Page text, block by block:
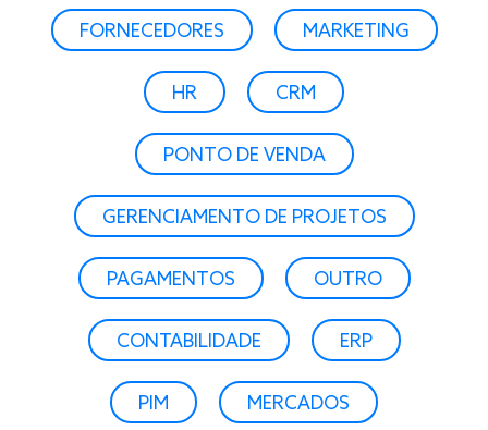
FORNECEDORES MARKETING
HR CRM
PONTO DE VENDA
GERENCIAMENTO DE PROJETOS
PAGAMENTOS OUTRO
CONTABILIDADE ERP
PIM MERCADOS